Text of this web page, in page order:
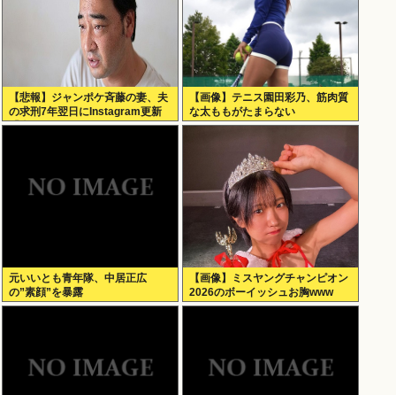
【悲報】ジャンポケ斉藤の妻、夫
の求刑7年翌日にInstagram更新
「楽しすぎた」←これｗ
【画像】テニス園田彩乃、筋肉質
な太ももがたまらない
元いいとも青年隊、中居正広
の”素顔”を暴露
【画像】ミスヤングチャンピオン
2026のボーイッシュお胸www